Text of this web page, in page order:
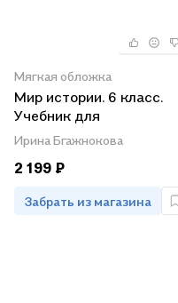
Мягкая обложка
Мир истории. 6 класс.
Учебник для
общеобразовательных
организаций,
реализующих
основные
Ирина Бгажнокова
2 199 ₽
Забрать из магазина